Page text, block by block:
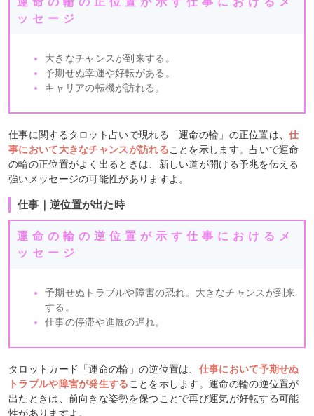
ッセージ
大きなチャンスが到来する。
予期せぬ幸運や好転がある。
キャリアの転機が訪れる。
仕事に関するタロット占いで現れる「運命の輪」の正位置は、仕
事において大きなチャンスが訪れることを示します。占いで運命
の輪の正位置がよく出るときは、新しい道が開ける予兆を伝える
強いメッセージの可能性がありますよ。
仕事｜逆位置が出た時
運命の輪の逆位置が示す仕事におけるメ
ッセージ
予期せぬトラブルや障害の恐れ。大きなチャンスが到来
する。
仕事の停滞や進展の遅れ。
タロットカード「運命の輪」の逆位置は、 仕事において予期せぬ
トラブルや障害が発生する ことを示します。運命の輪の逆位置が
出たときは、前向きな姿勢を保つことで再び運気が好転する可能
性がありますよ。